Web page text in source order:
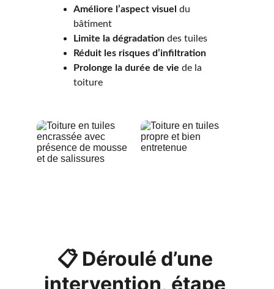
Améliore l’aspect visuel du
bâtiment
Limite la dégradation des tuiles
Réduit les risques d’infiltration
Prolonge la durée de vie de la
toiture
📋 Déroulé d’une
intervention, étape